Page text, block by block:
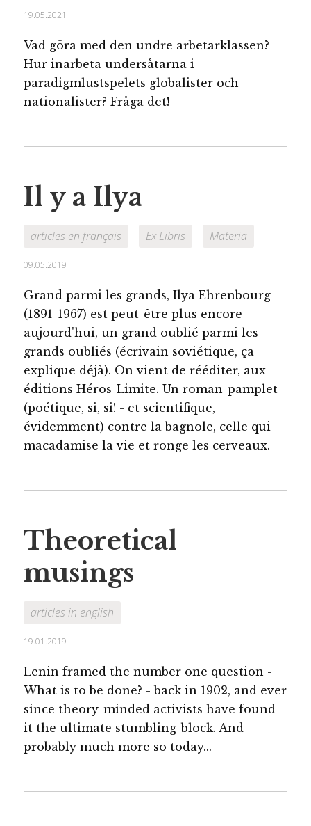
19.05.2021
Vad göra med den undre arbetarklassen?
Hur inarbeta undersåtarna i
paradigmlustspelets globalister och
nationalister? Fråga det!
Il y a Ilya
articles en français Ex Libris Materia
09.05.2019
Grand parmi les grands, Ilya Ehrenbourg
(1891-1967) est peut-être plus encore
aujourd'hui, un grand oublié parmi les
grands oubliés (écrivain soviétique, ça
explique déjà). On vient de rééditer, aux
éditions Héros-Limite. Un roman-pamplet
(poétique, si, si! - et scientifique,
évidemment) contre la bagnole, celle qui
macadamise la vie et ronge les cerveaux.
Theoretical
musings
articles in english
19.01.2019
Lenin framed the number one question -
What is to be done? - back in 1902, and ever
since theory-minded activists have found
it the ultimate stumbling-block. And
probably much more so today...